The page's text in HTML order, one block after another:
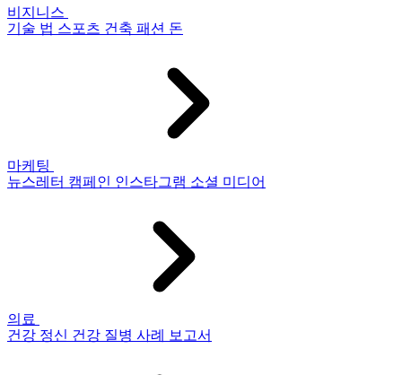
비지니스
기술 법 스포츠 건축 패션 돈
마케팅
뉴스레터 캠페인 인스타그램 소셜 미디어
의료
건강 정신 건강 질병 사례 보고서